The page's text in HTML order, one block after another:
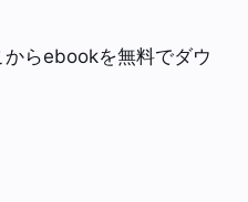
らebookを無料でダウ